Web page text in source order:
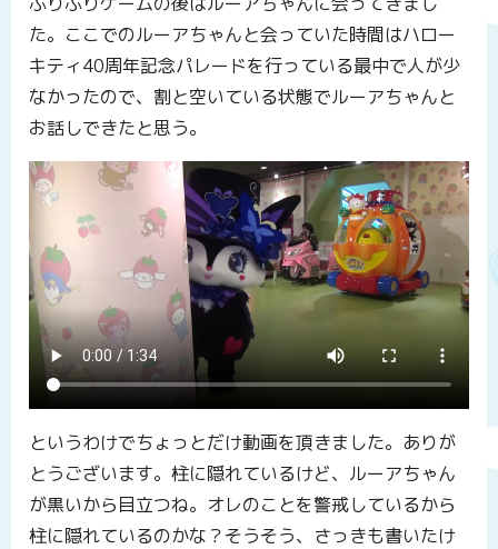
た。ここでのルーアちゃんと会っていた時間はハロー
キティ40周年記念パレードを行っている最中で人が少
なかったので、割と空いている状態でルーアちゃんと
お話しできたと思う。
というわけでちょっとだけ動画を頂きました。ありが
とうございます。柱に隠れているけど、ルーアちゃん
が黒いから目立つね。オレのことを警戒しているから
柱に隠れているのかな？そうそう、さっきも書いたけ